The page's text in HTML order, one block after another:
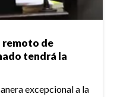
de
tendrá la
excepcional a la